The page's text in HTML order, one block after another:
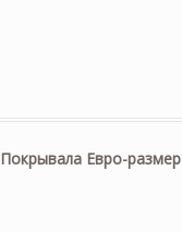
Покрывала Евро-размер